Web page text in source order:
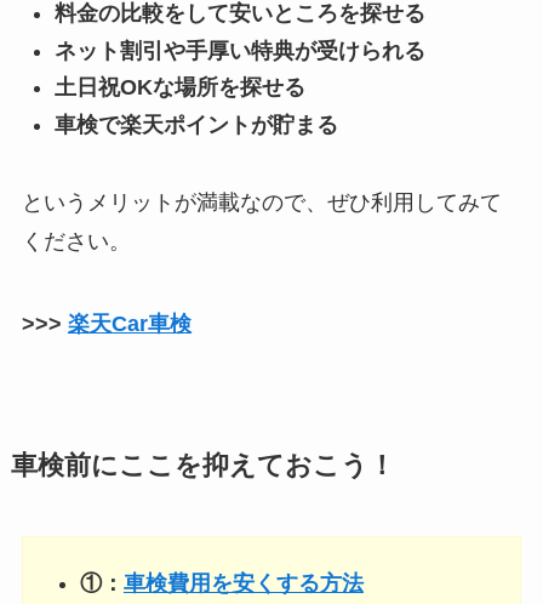
料金の比較をして安いところを探せる
ネット割引や手厚い特典が受けられる
土日祝OKな場所を探せる
車検で楽天ポイントが貯まる
というメリットが満載なので、ぜひ利用してみて
ください。
>>> 楽天Car車検
車検前にここを抑えておこう！
①： 車検費用を安くする方法